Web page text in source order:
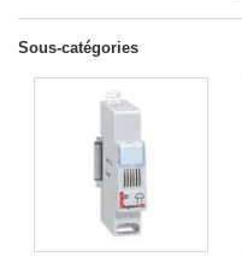
Sous-catégories